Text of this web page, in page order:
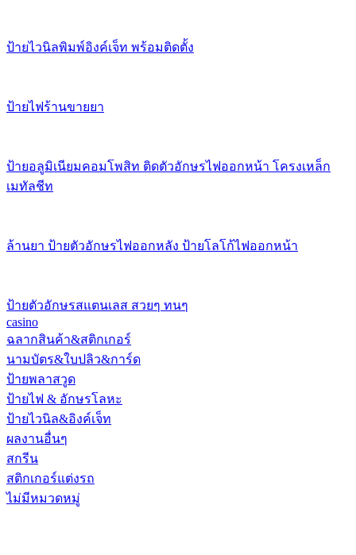
ป้ายไวนิลพิมพ์อิงค์เจ็ท พร้อมติดตั้ง
ป้ายไฟร้านขายยา
ป้ายอลูมิเนียมคอมโพสิท ติดตัวอักษรไฟออกหน้า โครงเหล็ก
เมทัลชีท
ล้านยา ป้ายตัวอักษรไฟออกหลัง ป้ายโลโก้ไฟออกหน้า
ป้ายตัวอักษรสแตนเลส สวยๆ ทนๆ
casino
ฉลากสินค้า&สติกเกอร์
นามบัตร&ใบปลิว&การ์ด
ป้ายพลาสวูด
ป้ายไฟ & อักษรโลหะ
ป้ายไวนิล&อิงค์เจ็ท
ผลงานอื่นๆ
สกรีน
สติกเกอร์แต่งรถ
ไม่มีหมวดหมู่